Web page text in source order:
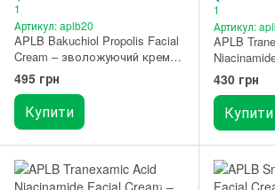
1
Артикул: aplb20
APLB Bakuchiol Propolis Facial
Cream – зволожуючий крем з
прополісом і бакучіолом 55
мл
495 грн
Купити
1
Артикул:
APLB
430 грн
Купити